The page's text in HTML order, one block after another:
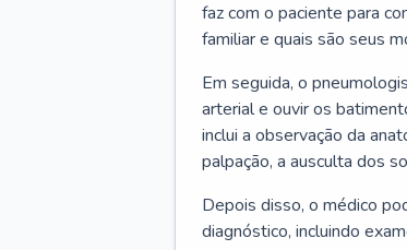
faz com o paciente para
familiar e quais são seus
Em seguida, o
arterial e ouvir os
inclui a observação da
palpação, a ausculta dos
Depois disso, o médico
diagnóstico, incluindo